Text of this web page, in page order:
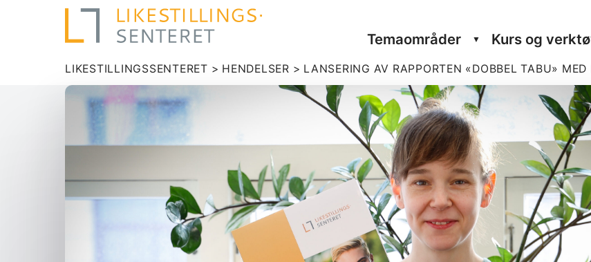
Tema­om­råder Kurs og
LIKESTILLINGSSENTERET > HENDELSER > LAN­SERING AV RAP­PORTEN «DOBBEL TABU» MED